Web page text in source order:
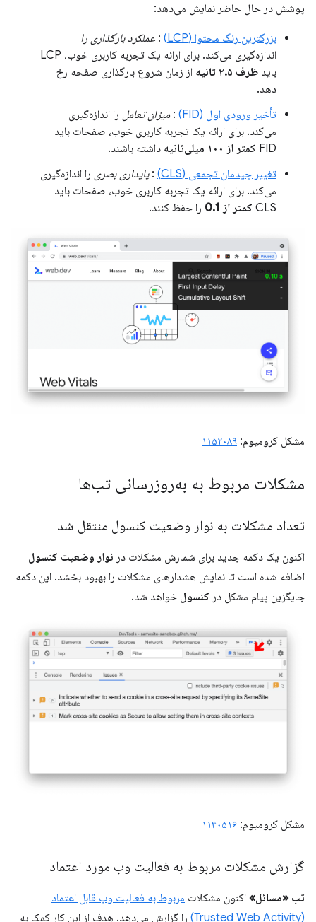
پوشش در حال حاضر نمایش می‌دهد:
بزرگترین رنگ محتوا (LCP) : عملکرد بارگذاری را
اندازه‌گیری می‌کند. برای ارائه یک تجربه کاربری خوب، LCP
باید ظرف ۲.۵ ثانیه
از زمان شروع بارگذاری صفحه رخ
دهد.
تأخیر ورودی اول (FID)
: میزان تعامل را اندازه‌گیری
می‌کند. برای ارائه یک تجربه کاربری خوب، صفحات باید
FID کمتر از ۱۰۰ میلی‌ثانیه
داشته باشند.
تغییر چیدمان تجمعی (CLS)
:پایداری بصری را اندازه‌گیری
می‌کند. برای ارائه یک تجربه کاربری خوب، صفحات باید
CLS کمتر از 0.1 را حفظ کنند.
مشکل کرومیوم: ۱۱۵۲۰۸۹
مشکلات مربوط به به‌روزرسانی تب‌ها
تعداد مشکلات به نوار وضعیت کنسول منتقل شد
اکنون یک دکمه جدید برای شمارش مشکلات در نوار وضعیت کنسول
اضافه شده است تا نمایش هشدارهای مشکلات را بهبود بخشد. این دکمه
جایگزین پیام مشکل در کنسول خواهد شد.
مشکل کرومیوم: ۱۱۴۰۵۱۶
گزارش مشکلات مربوط به فعالیت وب مورد اعتماد
تب «مسائل» اکنون مشکلات مربوط به فعالیت وب قابل اعتماد
(Trusted Web Activity)
را گزارش می‌دهد. هدف از این کار کمک به